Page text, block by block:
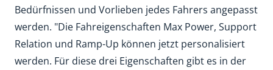
Bedürfnissen und Vorlieben jedes Fahrers angepasst
werden. "Die Fahreigenschaften Max Power, Support
Relation und Ramp-Up können jetzt personalisiert
werden. Für diese drei Eigenschaften gibt es in der